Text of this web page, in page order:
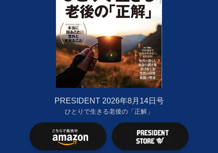
PRESIDENT 2026年8月14日号
ひとりで生きる老後の「正解」